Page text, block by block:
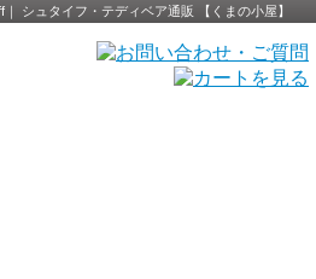
｜ シュタイフ・テディベア通販 【くまの小屋】